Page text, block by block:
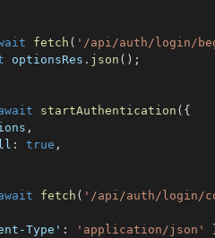
fetch ( '/api/auth/login/
optionsRes . json ( ) ;
startAuthentication ( {
,
: true ,
fetch ( '/api/auth/login/
Type' : 'application/json'